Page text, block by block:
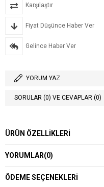
Karşılaştır
Fiyat Düşünce Haber Ver
Gelince Haber Ver
YORUM YAZ
SORULAR (0) VE CEVAPLAR (0)
ÜRÜN ÖZELLIKLERI
YORUMLAR(0)
ÖDEME SEÇENEKLERI